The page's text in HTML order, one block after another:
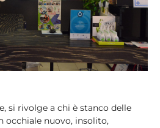
si rivolge a chi è stanco delle
occhiale nuovo, insolito,